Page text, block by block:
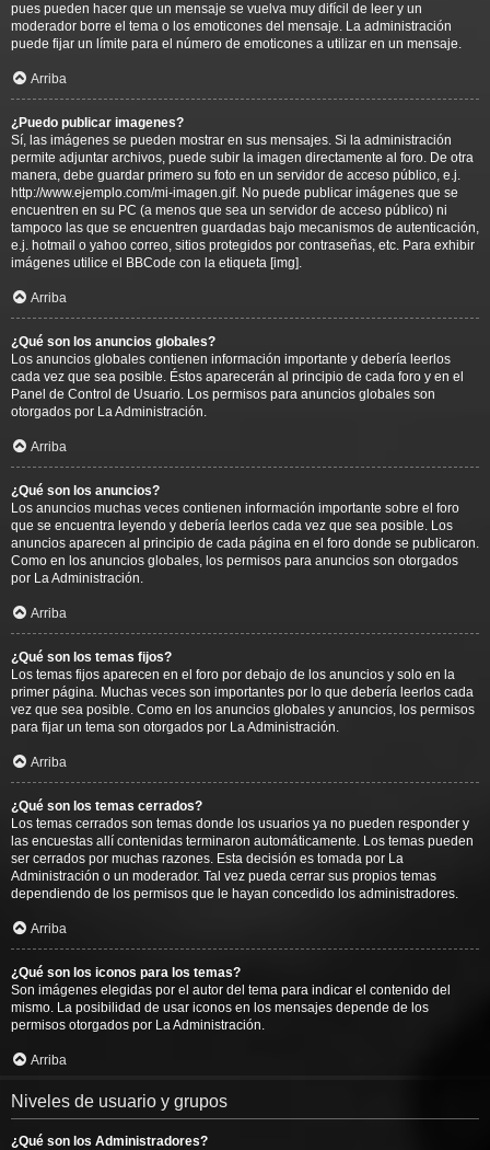
pues pueden hacer que un mensaje se vuelva muy difícil de leer y un
moderador borre el tema o los emoticones del mensaje. La administración
puede fijar un límite para el número de emoticones a utilizar en un mensaje.
Arriba
¿Puedo publicar imagenes?
Sí, las imágenes se pueden mostrar en sus mensajes. Si la administración
permite adjuntar archivos, puede subir la imagen directamente al foro. De otra
manera, debe guardar primero su foto en un servidor de acceso público, e.j.
http://www.ejemplo.com/mi-imagen.gif. No puede publicar imágenes que se
encuentren en su PC (a menos que sea un servidor de acceso público) ni
tampoco las que se encuentren guardadas bajo mecanismos de autenticación,
e.j. hotmail o yahoo correo, sitios protegidos por contraseñas, etc. Para exhibir
imágenes utilice el BBCode con la etiqueta [img].
Arriba
¿Qué son los anuncios globales?
Los anuncios globales contienen información importante y debería leerlos
cada vez que sea posible. Éstos aparecerán al principio de cada foro y en el
Panel de Control de Usuario. Los permisos para anuncios globales son
otorgados por La Administración.
Arriba
¿Qué son los anuncios?
Los anuncios muchas veces contienen información importante sobre el foro
que se encuentra leyendo y debería leerlos cada vez que sea posible. Los
anuncios aparecen al principio de cada página en el foro donde se publicaron.
Como en los anuncios globales, los permisos para anuncios son otorgados
por La Administración.
Arriba
¿Qué son los temas fijos?
Los temas fijos aparecen en el foro por debajo de los anuncios y solo en la
primer página. Muchas veces son importantes por lo que debería leerlos cada
vez que sea posible. Como en los anuncios globales y anuncios, los permisos
para fijar un tema son otorgados por La Administración.
Arriba
¿Qué son los temas cerrados?
Los temas cerrados son temas donde los usuarios ya no pueden responder y
las encuestas allí contenidas terminaron automáticamente. Los temas pueden
ser cerrados por muchas razones. Esta decisión es tomada por La
Administración o un moderador. Tal vez pueda cerrar sus propios temas
dependiendo de los permisos que le hayan concedido los administradores.
Arriba
¿Qué son los iconos para los temas?
Son imágenes elegidas por el autor del tema para indicar el contenido del
mismo. La posibilidad de usar iconos en los mensajes depende de los
permisos otorgados por La Administración.
Arriba
Niveles de usuario y grupos
¿Qué son los Administradores?